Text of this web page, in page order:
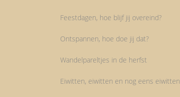
Feestdagen, hoe blijf jij overeind?
Ontspannen, hoe doe jij dat?
Wandelpareltjes in de herfst
Eiwitten, eiwitten en nog eens eiwitten